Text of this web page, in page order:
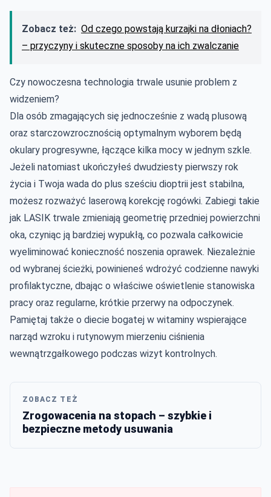
Zobacz też: Od czego powstają kurzajki na dłoniach?
– przyczyny i skuteczne sposoby na ich zwalczanie
Czy nowoczesna technologia trwale usunie problem z
widzeniem?
Dla osób zmagających się jednocześnie z wadą plusową
oraz starczowzrocznością optymalnym wyborem będą
okulary progresywne, łączące kilka mocy w jednym szkle.
Jeżeli natomiast ukończyłeś dwudziesty pierwszy rok
życia i Twoja wada do plus sześciu dioptrii jest stabilna,
możesz rozważyć laserową korekcję rogówki. Zabiegi takie
jak LASIK trwale zmieniają geometrię przedniej powierzchni
oka, czyniąc ją bardziej wypukłą, co pozwala całkowicie
wyeliminować konieczność noszenia oprawek. Niezależnie
od wybranej ścieżki, powinieneś wdrożyć codzienne nawyki
profilaktyczne, dbając o właściwe oświetlenie stanowiska
pracy oraz regularne, krótkie przerwy na odpoczynek.
Pamiętaj także o diecie bogatej w witaminy wspierające
narząd wzroku i rutynowym mierzeniu ciśnienia
wewnątrzgałkowego podczas wizyt kontrolnych.
ZOBACZ TEŻ
Zrogowacenia na stopach – szybkie i
bezpieczne metody usuwania